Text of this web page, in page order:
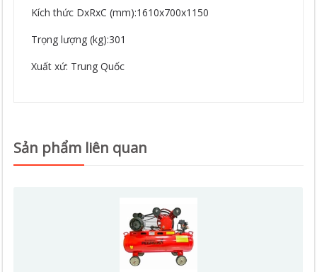
Kích thức DxRxC (mm):1610x700x1150
Trọng lượng (kg):301
Xuất xứ: Trung Quốc
Sản phẩm liên quan